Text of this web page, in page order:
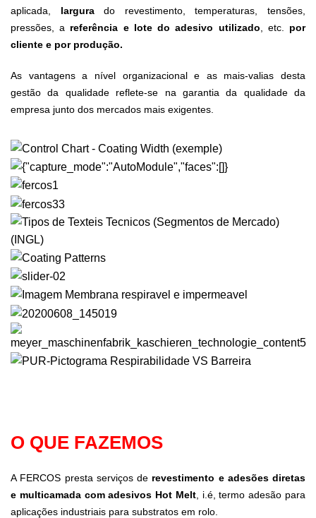
aplicada, largurado revestimento, temperaturas, tensões,
pressões, a referência e lote do adesivo utilizado , etc. por
cliente e por produção.
As vantagens a nível organizacional e as mais-valias desta
gestão da qualidade reflete-se na garantia da qualidade da
empresa junto dos mercados mais exigentes.
O QUE FAZEMOS
A FERCOS presta serviços de revestimento e adesões diretas
e multicamada com adesivos Hot Melt, i.é, termo adesão para
aplicações industriais para substratos em rolo.